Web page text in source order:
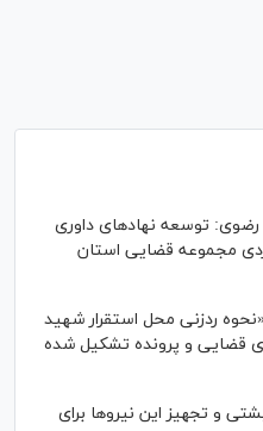
توسعه نهاد‌های داوری
مجموعه قضایی استان
ردزنی محل استقرار شهید
قضایی و پرونده تشکیل شده
و تجهیز این نیرو‌ها برای